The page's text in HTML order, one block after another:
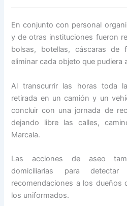
En conjunto con personal
y de otras instituciones fueron
bolsas, botellas, cáscaras de
eliminar cada objeto que pudiera
Al transcurrir las horas toda
retirada en un camión y un
concluir con una jornada de
dejando libre las calles,
Marcala.
Las acciones de aseo
domiciliarias para
recomendaciones a los dueños
los uniformados.